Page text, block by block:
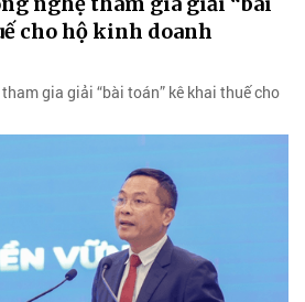
cho hộ kinh doanh
gia giải “bài toán” kê khai thuế cho